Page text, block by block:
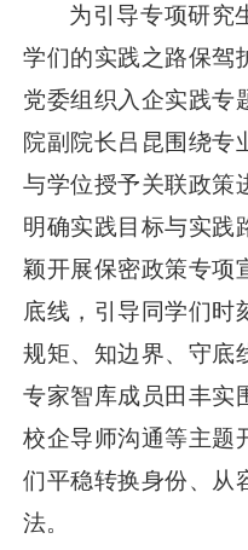
为引导专项研究
学们的实践之路保驾
党委组织入企实践专
院副院长吕昆围绕专
与学位授予关联政策
明确实践目标与实践
颖开展保密政策专项
底线，引导同学们时
规矩、知边界、守底
专家智库成员田丰实
校企导师沟通等主题
们平稳转换身份、从
法。